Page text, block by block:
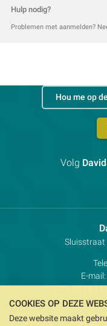
Hulp nodig?
Problemen met aanmelden?
Adres:
Sluisstraat
E-mail:
IBAN:BE98
Privacy
Hou me op
Volg
COOKIES OP DEZE
Deze website maakt